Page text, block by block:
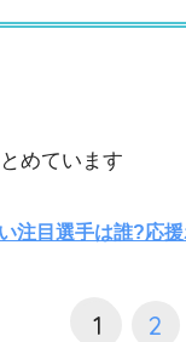
めています
注目選手は誰?応
1 2